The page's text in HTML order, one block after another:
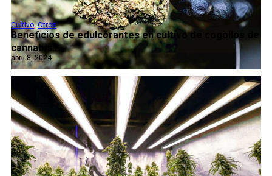
Beneficios de edulcorantes en cultivo de cogollos de
cannabis...
Cultivo,Otros
abril 8, 2024